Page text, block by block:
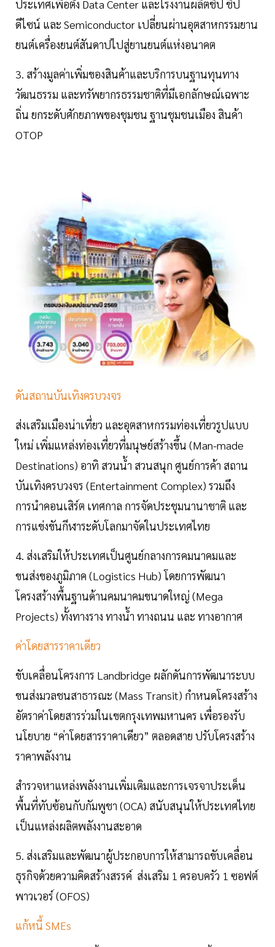
ประเทศเพื่อตั้ง Data Center และโรงงานผลิตชิป ชิป
ดีไซน์ และ Semiconductor เปลี่ยนผ่านอุตสาหกรรมยาน
ยนต์เครื่องยนต์สันดาปไปสู่ยานยนต์แห่งอนาคต
3. สร้างมูลค่าเพิ่มของสินค้าและบริการบนฐานทุนทาง
วัฒนธรรม และทรัพยากรธรรมชาติที่มีเอกลักษณ์เฉพาะ
ถิ่น ยกระดับศักยภาพของชุมชน ฐานชุมชนเมือง สินค้า
OTOP
ดันสถานบันเทิงครบวงจร
ส่งเสริมเมืองน่าเที่ยว และอุตสาหกรรมท่องเที่ยวรูปแบบ
ใหม่ เพิ่มแหล่งท่องเที่ยวที่มนุษย์สร้างขึ้น (Man-made
Destinations) อาทิ สวนน้ำ สวนสนุก ศูนย์การค้า สถาน
บันเทิงครบวงจร (Entertainment Complex) รวมถึง
การนำคอนเสิร์ต เทศกาล การจัดประชุมนานาชาติ และ
การแข่งขันกีฬาระดับโลกมาจัดในประเทศไทย
4. ส่งเสริมให้ประเทศเป็นศูนย์กลางการคมนาคมและ
ขนส่งของภูมิภาค (Logistics Hub) โดยการพัฒนา
โครงสร้างพื้นฐานด้านคมนาคมขนาดใหญ่ (Mega
Projects) ทั้งทางราง ทางน้ำ ทางถนน และ ทางอากาศ
ค่าโดยสารราคาเดียว
ขับเคลื่อนโครงการ Landbridge ผลักดันการพัฒนาระบบ
ขนส่งมวลชนสาธารณะ (Mass Transit) กำหนดโครงสร้าง
อัตราค่าโดยสารร่วมในเขตกรุงเทพมหานคร เพื่อรองรับ
นโยบาย “ค่าโดยสารราคาเดียว” ตลอดสาย ปรับโครงสร้าง
ราคาพลังงาน
สำรวจหาแหล่งพลังงานเพิ่มเติมและการเจรจาประเด็น
พื้นที่ทับซ้อนกับกัมพูชา (OCA) สนับสนุนให้ประเทศไทย
เป็นแหล่งผลิตพลังงานสะอาด
5. ส่งเสริมและพัฒนาผู้ประกอบการให้สามารถขับเคลื่อน
ธุรกิจด้วยความคิดสร้างสรรค์ ส่งเสริม 1 ครอบครัว 1 ซอฟต์
พาวเวอร์ (OFOS)
แก้หนี้ SMEs